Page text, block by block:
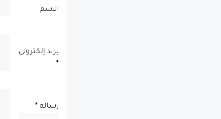
الاسم
بريد إلكتروني
*
رسالة *